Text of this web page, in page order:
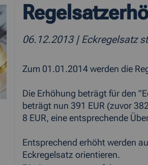
06.12.2013 | Eckregelsatz
Zum 01.01.2014 werden die
Die Erhöhung beträgt für den
beträgt nun 391 EUR (zuvor
8 EUR, eine entsprechende
Entsprechend erhöht werden
Eckregelsatz orientieren.